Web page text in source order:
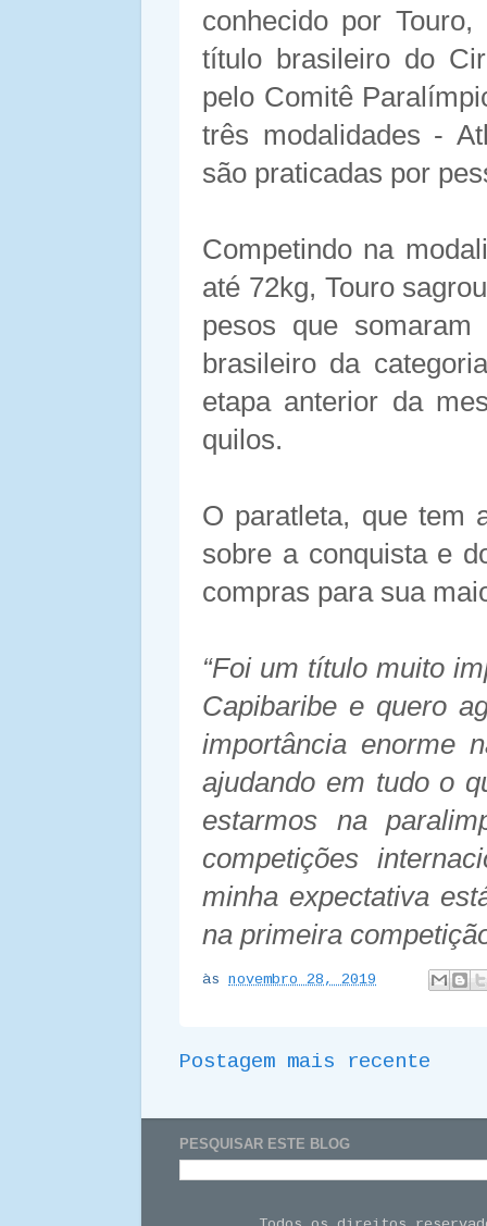
conhecido por
título brasileiro do
pelo Comitê
três modalidades -
são praticadas por
Competindo na
até 72kg, Touro
pesos que
brasileiro da
etapa anterior da
quilos.
O paratleta, que tem
sobre a conquista e
compras para sua
“Foi um título muito
Capibaribe e quero
importância enorme
ajudando em tudo o
estarmos na
competições
minha expectativa
na primeira
às novembro 28, 2019
Postagem mais recente
PESQUISAR ESTE BLOG